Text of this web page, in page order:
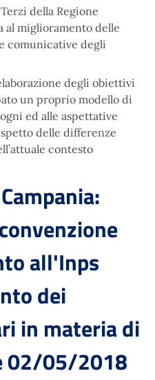
della Regione
al miglioramento delle
comunicative degli
degli obiettivi
un proprio modello di
ed alle aspettative
delle differenze
contesto
all'Inps
dei
in materia di
02/05/2018